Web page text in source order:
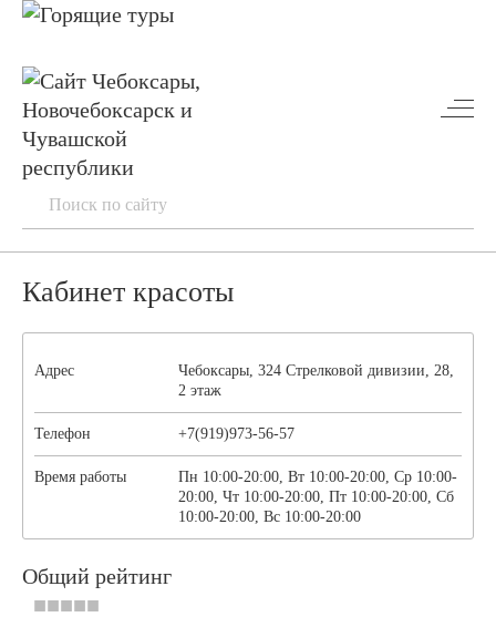
Кабинет красоты
Адрес
Чебоксары, 324 Стрелковой дивизии, 28,
2 этаж
Телефон +7(919)973-56-57
Время работы
Пн 10:00-20:00, Вт 10:00-20:00, Ср 10:00-
20:00, Чт 10:00-20:00, Пт 10:00-20:00, Сб
10:00-20:00, Вс 10:00-20:00
Общий рейтинг